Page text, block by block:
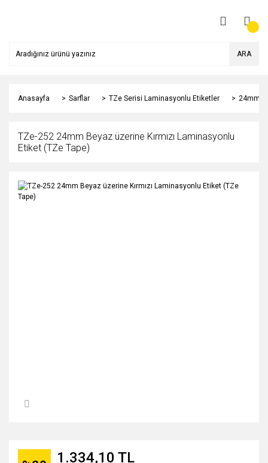
ARA
Anasayfa Sarflar TZe Serisi Laminasyonlu Etiketler 24mm
TZe-252 24mm Beyaz üzerine Kırmızı Laminasyonlu
Etiket (TZe Tape)
1.334,10 TL